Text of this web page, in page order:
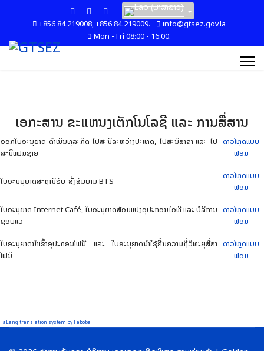
+856 84 219008, +856 84 219009.
info@gtsez.gov.la
Mon - Fri 08:00 - 16:00.
ເອກະສານ ຂະແຫນງເຕັກໂນໂລຊີ ແລະ ການສື່ສານ
ອອກໃບອະນຸຍາດ ດຳເນີນທຸລະກິດ ໄປສະນີລະຫວ່າງປະເທດ, ໄປສະນີສາຂາ ແລະ ໄປ
ສະນີແຟນຊາຍ
ດາວໂຫຼດແບບ
ຟອມ
ໃບອະນຍຸຍາດສະຖານີຮັບ-ສົ່ງສັນຍານ BTS
ດາວໂຫຼດແບບ
ຟອມ
ໃບອະນຸຍາດ Internet Café, ໃບອະນຸຍາດສ້ອມແປງອຸປະກອນໄອທີ ແລະ ບໍລິການ
ຊອບແວ
ດາວໂຫຼດແບບ
ຟອມ
ໃບອະນຸຍາດນໍາເຂົ້າອຸປະກອນໂຟນີ ແລະ ໃບອະນຸຍາດນໍາໃຊ້ຄື້ນຄວາມຖີ່ວິທະຍຸສື່ສາ
ໂຟນີ
ດາວໂຫຼດແບບ
ຟອມ
FaLang translation system by Faboba